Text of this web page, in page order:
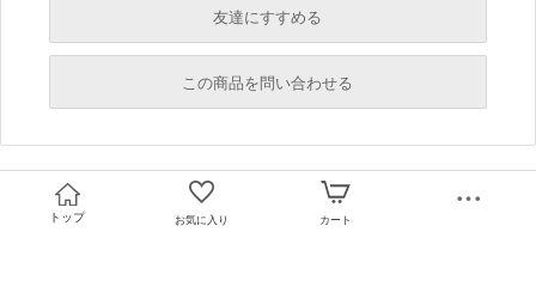
友達にすすめる
必須
必須
この商品を問い合わせる
必須
トップ お気に入り カート